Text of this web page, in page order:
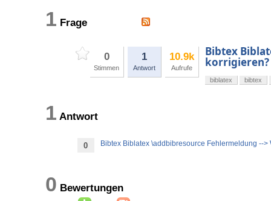
1 Frage
0
Stimmen
1
Antwort
10.9k
Aufrufe
Bibtex
korrigieren?
biblatex bibtex
1 Antwort
0 Bibtex Biblatex \addbibresource Fehlermeldung -->
0 Bewertungen